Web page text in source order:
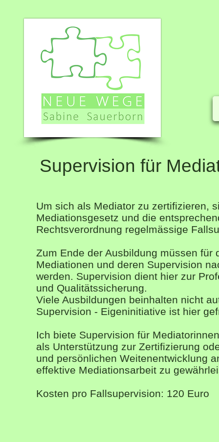
Supervision für
Um sich als Mediator zu zertifizieren,
Mediationsgesetz und die
Rechtsverordnung regelmässige
Zum Ende der Ausbildung müssen für
Mediationen und deren Supervision
werden. Supervision dient hier zur
und Qualitätssicherung.
Viele Ausbildungen beinhalten nicht
Supervision - Eigeninitiative ist hier
Ich biete Supervision für
als Unterstützung zur Zertifizierung
und persönlichen Weitenentwicklung
effektive Mediationsarbeit zu
Kosten pro Fallsupervision: 120 Euro